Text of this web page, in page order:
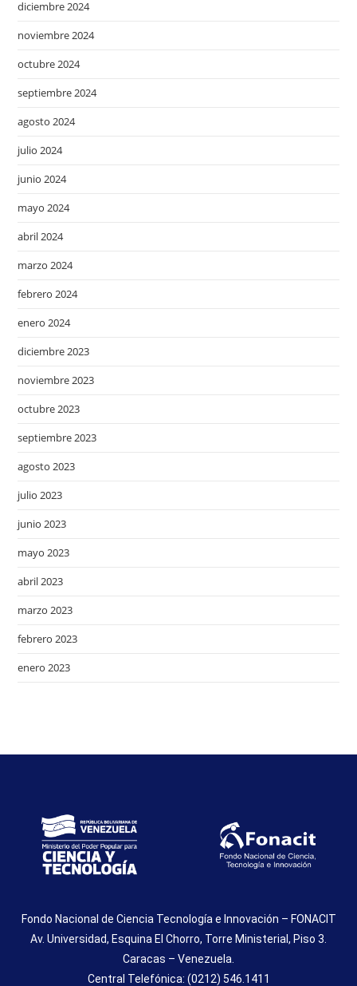
diciembre 2024
noviembre 2024
octubre 2024
septiembre 2024
agosto 2024
julio 2024
junio 2024
mayo 2024
abril 2024
marzo 2024
febrero 2024
enero 2024
diciembre 2023
noviembre 2023
octubre 2023
septiembre 2023
agosto 2023
julio 2023
junio 2023
mayo 2023
abril 2023
marzo 2023
febrero 2023
enero 2023
Fondo Nacional de Ciencia Tecnología e Innovación – FONACIT
Av. Universidad, Esquina El Chorro, Torre Ministerial, Piso 3.
Caracas – Venezuela.
Central Telefónica: (0212) 546.1411